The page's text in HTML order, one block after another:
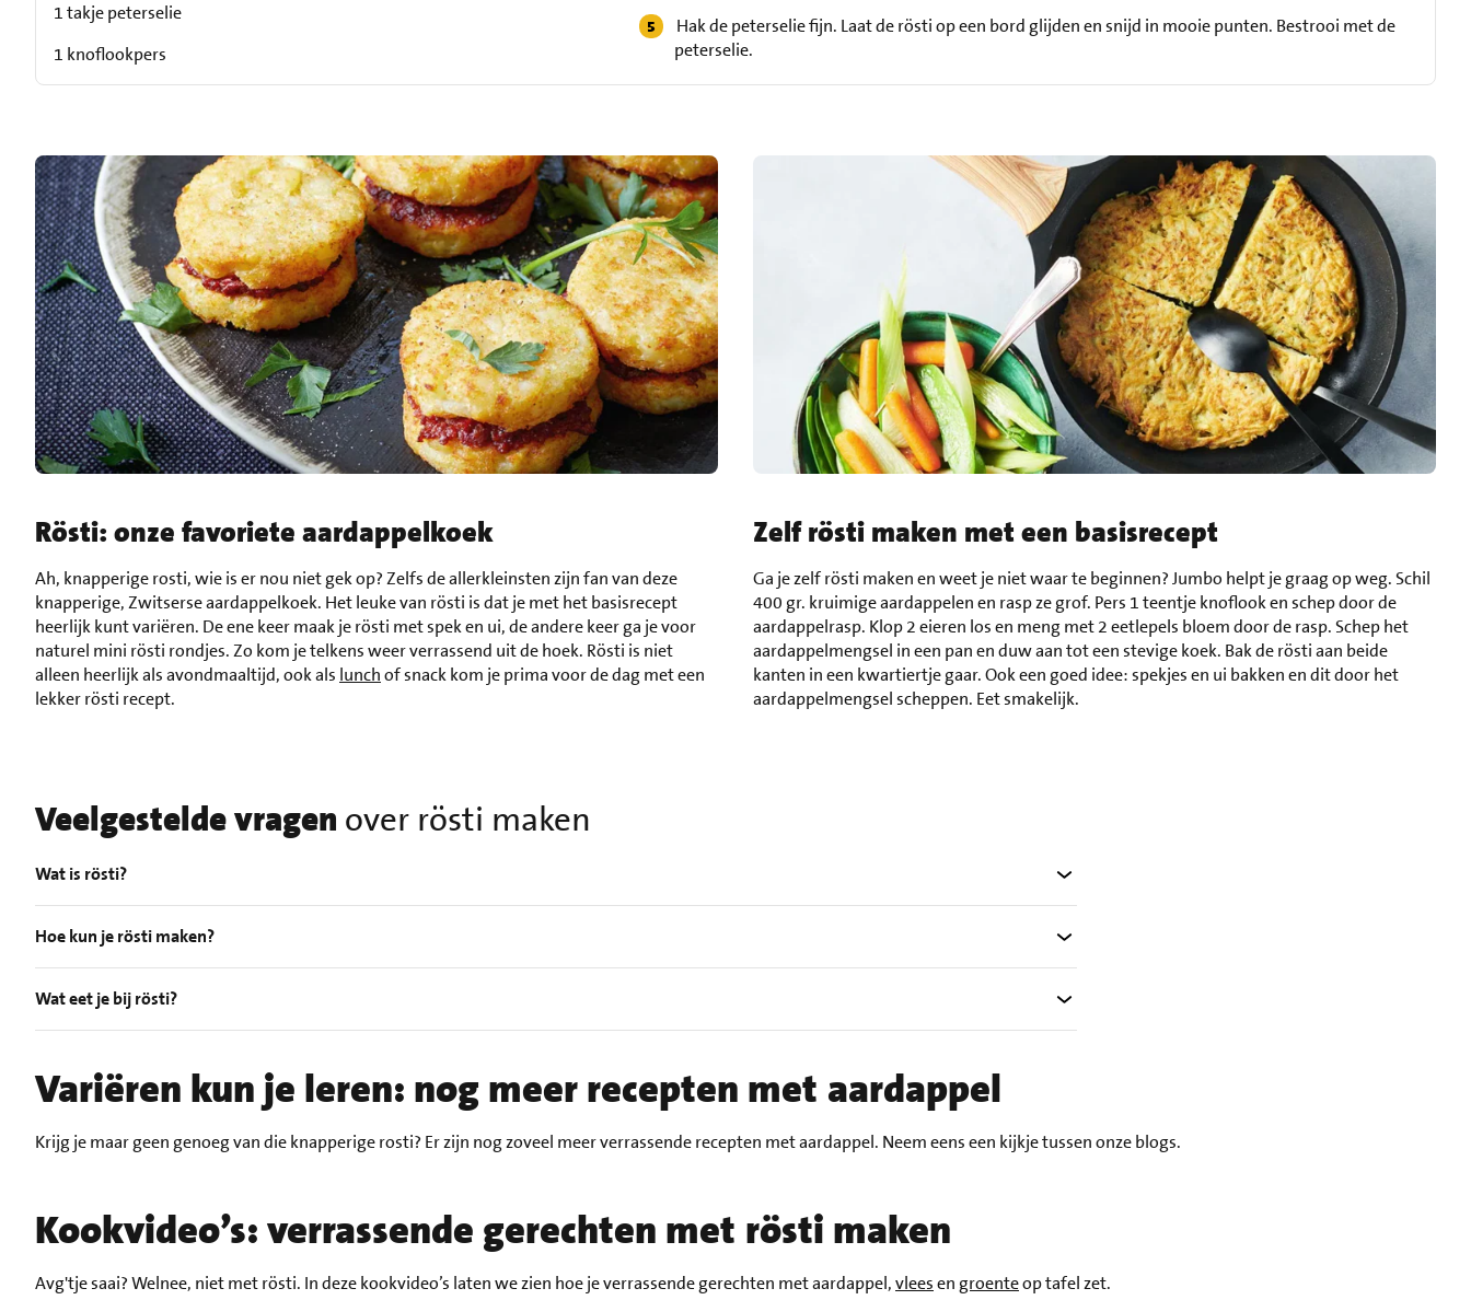
1 takje peterselie
1 knoflookpers
Hak de peterselie fijn. Laat de rösti op een bord glijden en snijd in mooie punten. Bestrooi met de
peterselie.
Rösti: onze favoriete aardappelkoek
Ah, knapperige rosti, wie is er nou niet gek op? Zelfs de allerkleinsten zijn fan van deze
knapperige, Zwitserse aardappelkoek. Het leuke van rösti is dat je met het basisrecept
heerlijk kunt variëren. De ene keer maak je rösti met spek en ui, de andere keer ga je voor
naturel mini rösti rondjes. Zo kom je telkens weer verrassend uit de hoek. Rösti is niet
alleen heerlijk als avondmaaltijd, ook als lunchof snack kom je prima voor de dag met een
lekker rösti recept.
Zelf rösti maken met een basisrecept
Ga je zelf rösti maken en weet je niet waar te beginnen? Jumbo helpt je graag op weg. Schil
400 gr. kruimige aardappelen en rasp ze grof. Pers 1 teentje knoflook en schep door de
aardappelrasp. Klop 2 eieren los en meng met 2 eetlepels bloem door de rasp. Schep het
aardappelmengsel in een pan en duw aan tot een stevige koek. Bak de rösti aan beide
kanten in een kwartiertje gaar. Ook een goed idee: spekjes en ui bakken en dit door het
aardappelmengsel scheppen. Eet smakelijk.
Veelgestelde vragen over rösti maken
Wat is rösti?
Hoe kun je rösti maken?
Wat eet je bij rösti?
Variëren kun je leren: nog meer recepten met aardappel
Krijg je maar geen genoeg van die knapperige rosti? Er zijn nog zoveel meer verrassende recepten met aardappel. Neem eens een kijkje tussen onze blogs.
Kookvideo’s: verrassende gerechten met rösti maken
Avg'tje saai? Welnee, niet met rösti. In deze kookvideo’s laten we zien hoe je verrassende gerechten met aardappel,vleesen groenteop tafel zet.